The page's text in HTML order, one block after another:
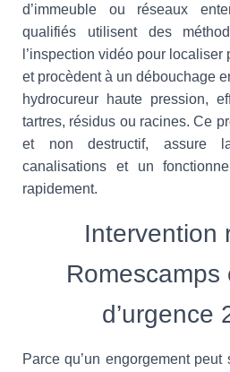
d’immeuble ou réseaux
qualifiés utilisent des
l’inspection vidéo pour
et procèdent à un débouchage
hydrocureur haute pression,
tartres, résidus ou racines. Ce
et non destructif, assure
canalisations et un
rapidement.
Intervention
Romescamps
d’urgence
Parce qu’un engorgement